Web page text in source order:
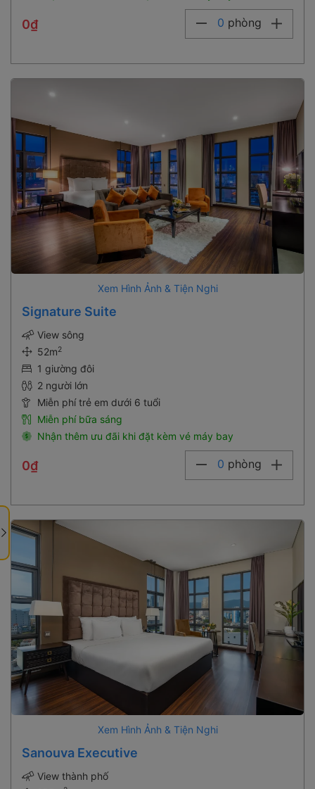
0 phòng
Xem Hình Ảnh & Tiện Nghi
52m2
1 giường đôi
2 người lớn
Miễn phí trẻ em dưới 6 tuổi
Miễn phí bữa sáng
Nhận thêm ưu đãi khi đặt kèm vé máy bay
0 phòng
Xem Hình Ảnh & Tiện Nghi
105m2